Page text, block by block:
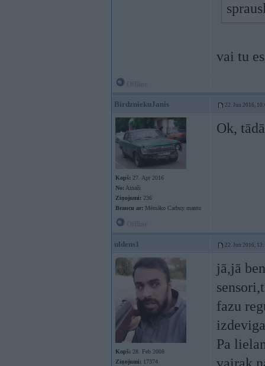
vai tu
BirdzniekuJanis 22. Jun 2016,
Kopš: 27. Apr 2016
No: Ainaži
Ziņojumi: 236
Braucu ar: Mēmāko Carbuy mantu
Ok,
uldens1 22. Jun 2016,
Kopš: 28. Feb 2008
Ziņojumi: 17374
jā,jā
fazu
Pa